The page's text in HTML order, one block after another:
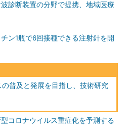
診断装置の分野で提携、地域医療
ン1瓶で6回接種できる注射針を開
の普及と発展を目指し、技術研究
コロナウイルス重症化を予測する